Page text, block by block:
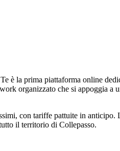
è la prima piattaforma online
organizzato che si appoggia
con tariffe pattuite in
il territorio di Collepasso.